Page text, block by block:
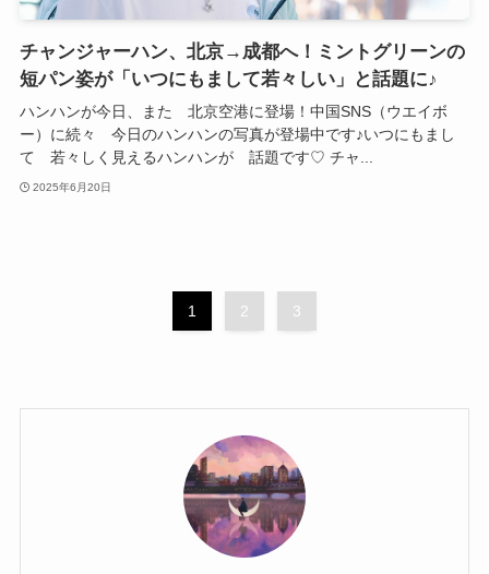
チャンジャーハン、北京→成都へ！ミントグリーンの
短パン姿が「いつにもまして若々しい」と話題に♪
ハンハンが今日、また 北京空港に登場！中国SNS（ウエイボ
ー）に続々 今日のハンハンの写真が登場中です♪いつにもまし
て 若々しく見えるハンハンが 話題です♡ チャ...
2025年6月20日
1 2 3